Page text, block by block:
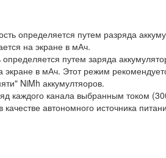
определяется путем разряда
на экране в мАч.
путем заряда
в мАч. Этот режим
NiMh аккумултяоров.
каждого канала выбранным током
автономного источника